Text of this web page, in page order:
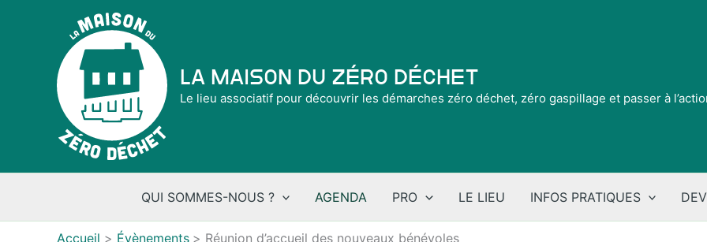
La Maison du Zéro Déchet
Le lieu associatif pour découvrir les démarches zéro déchet, zéro gaspillage et passer à
QUI SOMMES-NOUS ? AGENDA PRO LE LIEU INFOS PRATIQUES
Accueil Évènements Réunion d’accueil des nouveaux bénévoles